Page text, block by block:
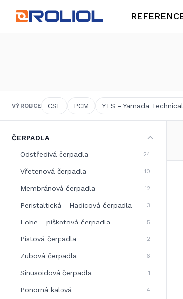
Mechanické ucpávky
VÝROBCE CSF PCM YTS - Yamada
ČERPADLA
Odstředivá čerpadla 24
Vřetenová čerpadla 10
Membránová čerpadla 12
Peristaltická - Hadicová čerpadla 3
Lobe - piškotová čerpadla 5
Pístová čerpadla 2
Zubová čerpadla 6
Sinusoidová čerpadla 1
Ponorná kalová 4